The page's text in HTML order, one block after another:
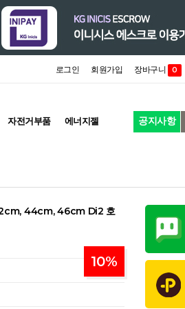
로그인 회원가입 장바구니 0
자전거부품 에너지젤 공지사항
44cm, 46cm Di2 호
10%